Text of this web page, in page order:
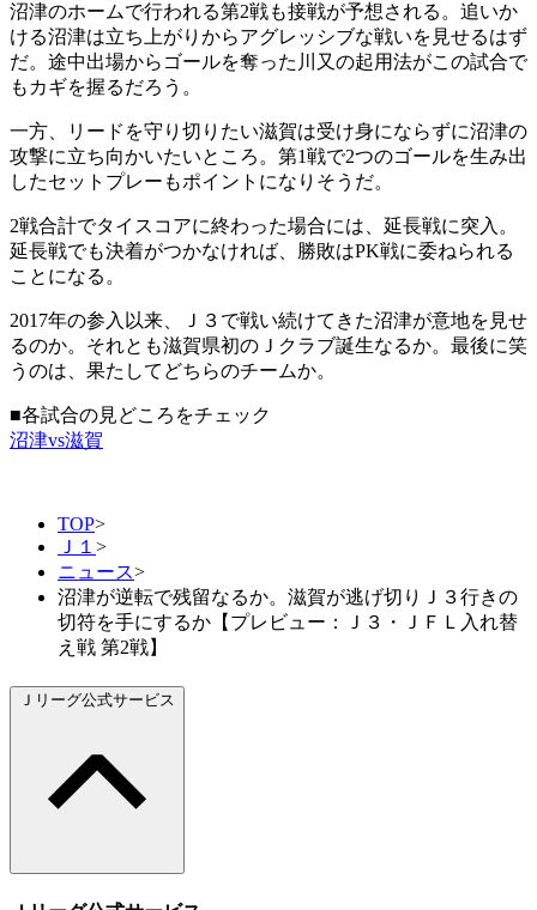
沼津のホームで行われる第2戦も接戦が予想される。追いか
ける沼津は立ち上がりからアグレッシブな戦いを見せるはず
だ。途中出場からゴールを奪った川又の起用法がこの試合で
もカギを握るだろう。
一方、リードを守り切りたい滋賀は受け身にならずに沼津の
攻撃に立ち向かいたいところ。第1戦で2つのゴールを生み出
したセットプレーもポイントになりそうだ。
2戦合計でタイスコアに終わった場合には、延長戦に突入。
延長戦でも決着がつかなければ、勝敗はPK戦に委ねられる
ことになる。
2017年の参入以来、Ｊ３で戦い続けてきた沼津が意地を見せ
るのか。それとも滋賀県初のＪクラブ誕生なるか。最後に笑
うのは、果たしてどちらのチームか。
■各試合の見どころをチェック
沼津vs滋賀
TOP>
Ｊ１ >
ニュース>
沼津が逆転で残留なるか。滋賀が逃げ切りＪ３行きの
切符を手にするか【プレビュー：Ｊ３・ＪＦＬ入れ替
え戦 第2戦】
Ｊリーグ公式サービス